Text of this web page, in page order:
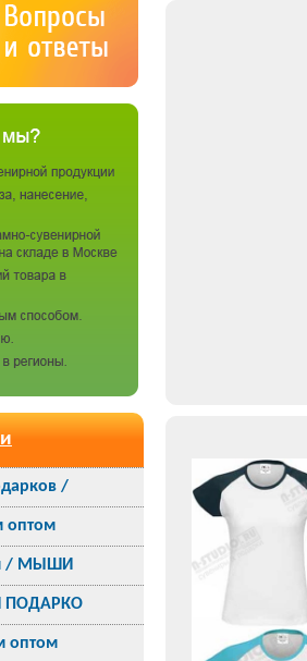
/
оптом
/ МЫШИ
ПОДАРКО
оптом